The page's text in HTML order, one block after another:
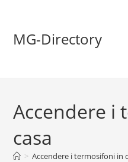
MG-Directory
Accendere i
casa
> Accendere i termosifoni in